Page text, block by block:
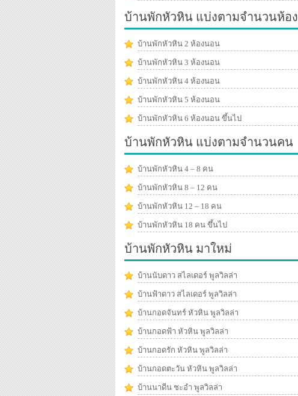
บ้านพักหัวหิน แบ่งตามจำนวนห้อง
บ้านพักหัวหิน 2 ห้องนอน
บ้านพักหัวหิน 3 ห้องนอน
บ้านพักหัวหิน 4 ห้องนอน
บ้านพักหัวหิน 5 ห้องนอน
บ้านพักหัวหิน 6 ห้องนอน ขึ้นไป
บ้านพักหัวหิน แบ่งตามจำนวนคน
บ้านพักหัวหิน 4 – 8 คน
บ้านพักหัวหิน 8 – 12 คน
บ้านพักหัวหิน 12 – 18 คน
บ้านพักหัวหิน 18 คน ขึ้นไป
บ้านพักหัวหิน มาใหม่
บ้านนับดาว สไลเดอร์ พูลวิลล่า
บ้านฟ้าดาว สไลเดอร์ พูลวิลล่า
บ้านกอดจันทร์ หัวหิน พูลวิลล่า
บ้านกอดฟ้า หัวหิน พูลวิลล่า
บ้านกอดรัก หัวหิน พูลวิลล่า
บ้านกอดตะวัน หัวหิน พูลวิลล่า
บ้านนาดีน ชะอำ พูลวิลล่า